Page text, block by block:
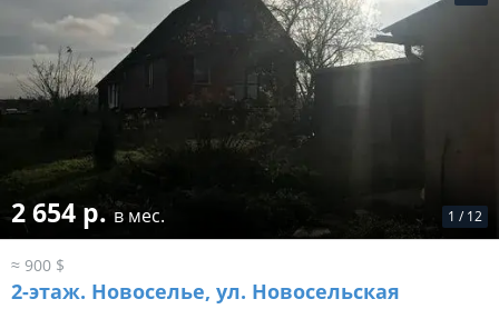
1 / 12
2 654 р.в мес.
≈ 900 $
2-этаж. Новоселье, ул. Новосельская